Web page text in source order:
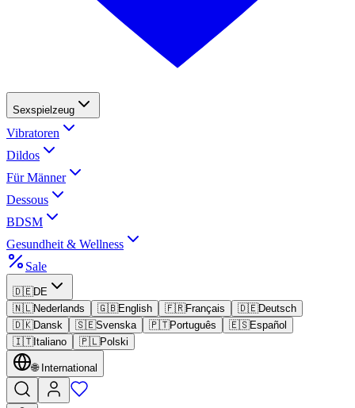
Sexspielzeug
Vibratoren
Dildos
Für Männer
Dessous
BDSM
Gesundheit & Wellness
Sale
🇩🇪DE
🇳🇱Nederlands 🇬🇧English 🇫🇷Français 🇩🇪Deutsch
🇩🇰Dansk 🇸🇪Svenska 🇵🇹Português 🇪🇸Español
🇮🇹Italiano 🇵🇱Polski
🌐 International